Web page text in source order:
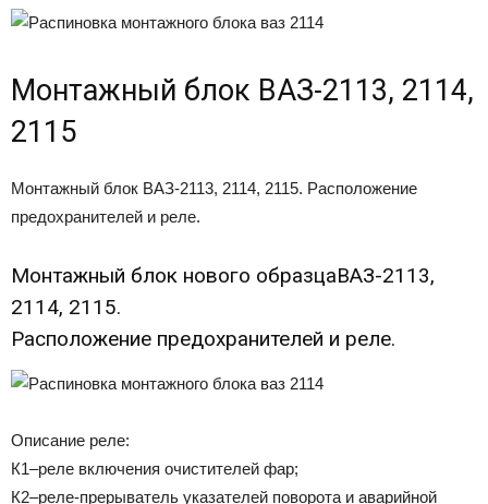
Монтажный блок ВАЗ-2113, 2114,
2115
Монтажный блок ВАЗ-2113, 2114, 2115. Расположение
предохранителей и реле.
Монтажный блок нового образцаВАЗ-2113,
2114, 2115.
Расположение предохранителей и реле.
Описание реле:
К1–реле включения очистителей фар;
К2–реле-прерыватель указателей поворота и аварийной